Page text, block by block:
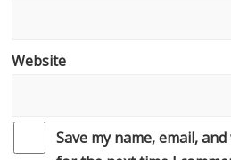
Website
Save my name, email,